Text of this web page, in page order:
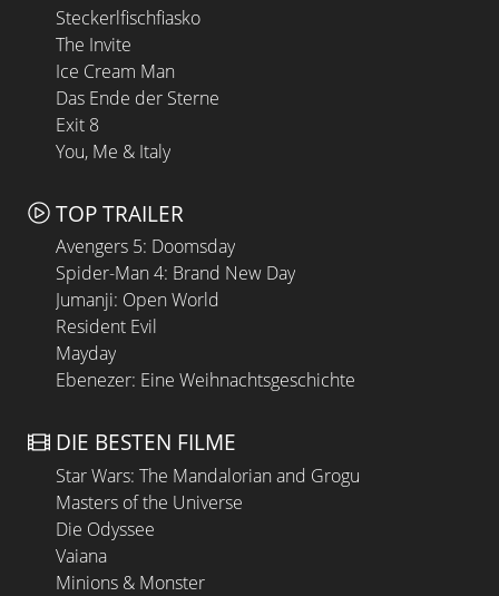
Steckerlfischfiasko
The Invite
Ice Cream Man
Das Ende der Sterne
Exit 8
You, Me & Italy
TOP TRAILER
Avengers 5: Doomsday
Spider-Man 4: Brand New Day
Jumanji: Open World
Resident Evil
Mayday
Ebenezer: Eine Weihnachtsgeschichte
DIE BESTEN FILME
Star Wars: The Mandalorian and Grogu
Masters of the Universe
Die Odyssee
Vaiana
Minions & Monster